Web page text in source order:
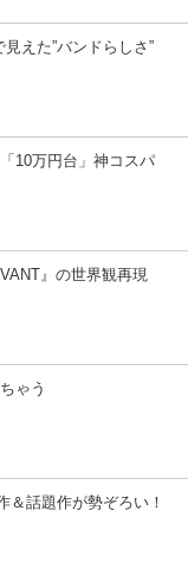
えた”バンドらしさ”
10万円台」神コスパ
』の世界観再現
ゃう
＆話題作が勢ぞろい！